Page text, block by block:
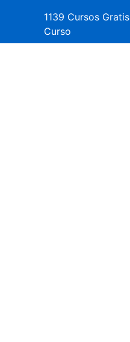
1139 Cursos Gratis
Curso